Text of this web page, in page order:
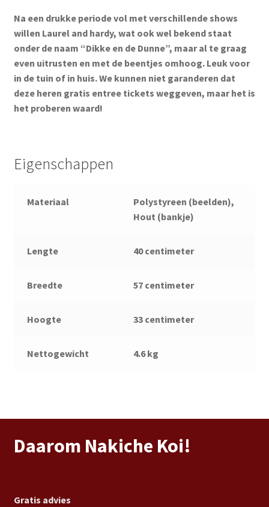
Na een drukke periode vol met verschillende shows
willen Laurel and hardy, wat ook wel bekend staat
onder de naam “Dikke en de Dunne”, maar al te graag
even uitrusten en met de beentjes omhoog. Leuk voor
in de tuin of in huis. We kunnen niet garanderen dat
deze heren gratis entree tickets weggeven, maar het is
het proberen waard!
Eigenschappen
Materiaal
Polystyreen (beelden),
Hout (bankje)
Lengte 40 centimeter
Breedte 57 centimeter
Hoogte 33 centimeter
Nettogewicht 4.6 kg
Daarom Nakiche Koi!
Gratis advies